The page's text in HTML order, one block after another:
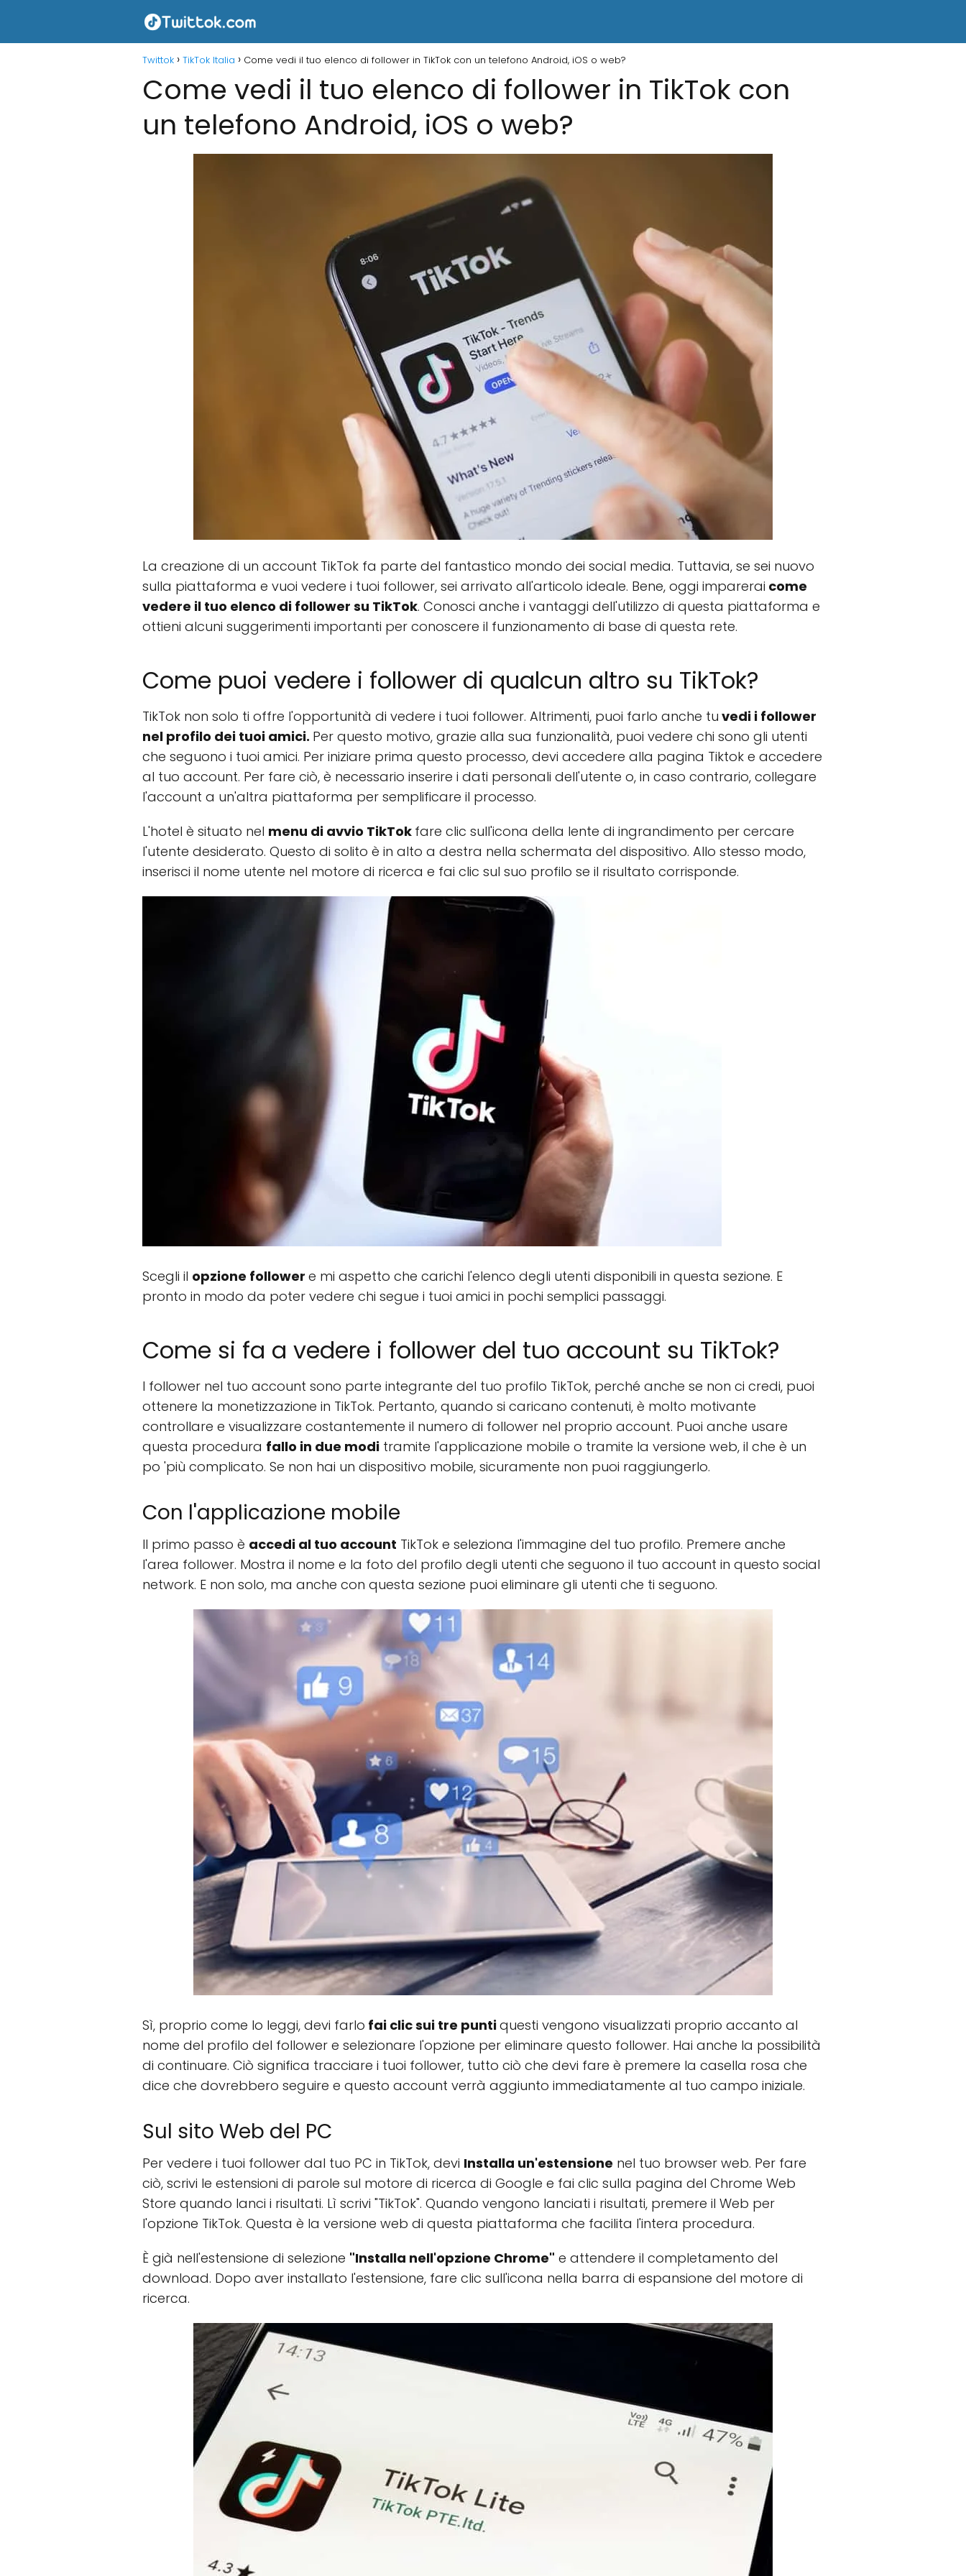
Twittok TikTok Italia Come vedi il tuo elenco di follower in TikTok con un telefono Android, iOS o web?
Come vedi il tuo elenco di follower in TikTok con
un telefono Android, iOS o web?
La creazione di un account TikTok fa parte del fantastico mondo dei social media. Tuttavia, se sei nuovo
sulla piattaforma e vuoi vedere i tuoi follower, sei arrivato all'articolo ideale. Bene, oggi imparerai come
vedere il tuo elenco di follower su TikTok. Conosci anche i vantaggi dell'utilizzo di questa piattaforma e
ottieni alcuni suggerimenti importanti per conoscere il funzionamento di base di questa rete.
Come puoi vedere i follower di qualcun altro su TikTok?
TikTok non solo ti offre l'opportunità di vedere i tuoi follower. Altrimenti, puoi farlo anche tu vedi i follower
nel profilo dei tuoi amici. Per questo motivo, grazie alla sua funzionalità, puoi vedere chi sono gli utenti
che seguono i tuoi amici. Per iniziare prima questo processo, devi accedere alla pagina Tiktok e accedere
al tuo account. Per fare ciò, è necessario inserire i dati personali dell'utente o, in caso contrario, collegare
l'account a un'altra piattaforma per semplificare il processo.
L'hotel è situato nel menu di avvio TikTok fare clic sull'icona della lente di ingrandimento per cercare
l'utente desiderato. Questo di solito è in alto a destra nella schermata del dispositivo. Allo stesso modo,
inserisci il nome utente nel motore di ricerca e fai clic sul suo profilo se il risultato corrisponde.
Scegli il opzione follower e mi aspetto che carichi l'elenco degli utenti disponibili in questa sezione. E
pronto in modo da poter vedere chi segue i tuoi amici in pochi semplici passaggi.
Come si fa a vedere i follower del tuo account su TikTok?
I follower nel tuo account sono parte integrante del tuo profilo TikTok, perché anche se non ci credi, puoi
ottenere la monetizzazione in TikTok. Pertanto, quando si caricano contenuti, è molto motivante
controllare e visualizzare costantemente il numero di follower nel proprio account. Puoi anche usare
questa procedura fallo in due modi tramite l'applicazione mobile o tramite la versione web, il che è un
po 'più complicato. Se non hai un dispositivo mobile, sicuramente non puoi raggiungerlo.
Con l'applicazione mobile
Il primo passo è accedi al tuo account TikTok e seleziona l'immagine del tuo profilo. Premere anche
l'area follower. Mostra il nome e la foto del profilo degli utenti che seguono il tuo account in questo social
network. E non solo, ma anche con questa sezione puoi eliminare gli utenti che ti seguono.
Sì, proprio come lo leggi, devi farlo fai clic sui tre puntiquesti vengono visualizzati proprio accanto al
nome del profilo del follower e selezionare l'opzione per eliminare questo follower. Hai anche la possibilità
di continuare. Ciò significa tracciare i tuoi follower, tutto ciò che devi fare è premere la casella rosa che
dice che dovrebbero seguire e questo account verrà aggiunto immediatamente al tuo campo iniziale.
Sul sito Web del PC
Per vedere i tuoi follower dal tuo PC in TikTok, devi Installa un'estensione nel tuo browser web. Per fare
ciò, scrivi le estensioni di parole sul motore di ricerca di Google e fai clic sulla pagina del Chrome Web
Store quando lanci i risultati. Lì scrivi "TikTok". Quando vengono lanciati i risultati, premere il Web per
l'opzione TikTok. Questa è la versione web di questa piattaforma che facilita l'intera procedura.
È già nell'estensione di selezione "Installa nell'opzione Chrome" e attendere il completamento del
download. Dopo aver installato l'estensione, fare clic sull'icona nella barra di espansione del motore di
ricerca.